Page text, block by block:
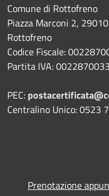
Comune di Rottofreno
Piazza Marconi 2,
Rottofreno
Codice Fiscale:
Partita IVA:
PEC:
Centralino Unico: 0523
Prenotazione